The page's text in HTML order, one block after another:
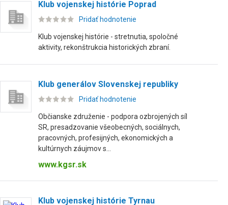
Klub vojenskej histórie Poprad
Pridať hodnotenie
Klub vojenskej histórie - stretnutia, spoločné
aktivity, rekonštrukcia historických zbraní.
Klub generálov Slovenskej republiky
Pridať hodnotenie
Občianske združenie - podpora ozbrojených síl
SR, presadzovanie všeobecných, sociálnych,
pracovných, profesijných, ekonomických a
kultúrnych záujmov s...
www.kgsr.sk
Klub vojenskej histórie Tyrnau